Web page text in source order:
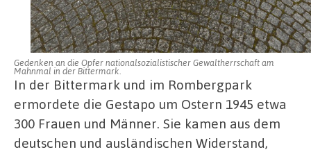
Gedenken an die Opfer nationalsozialistischer Gewaltherrschaft am
Mahnmal in der Bittermark.
In der Bittermark und im Rombergpark
ermordete die Gestapo um Ostern 1945 etwa
300 Frauen und Männer. Sie kamen aus dem
deutschen und ausländischen Widerstand,